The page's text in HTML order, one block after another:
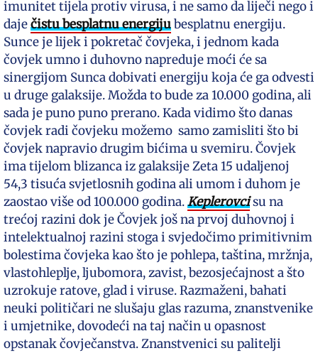
imunitet tijela protiv virusa, i ne samo da liječi nego i
daječistu besplatnu energijubesplatnu energiju.
Sunce je lijek i pokretač čovjeka, i jednom kada
čovjek umno i duhovno napreduje moći će sa
sinergijom Sunca dobivati energiju koja će ga odvesti
u druge galaksije. Možda to bude za 10.000 godina, ali
sada je puno puno prerano. Kada vidimo što danas
čovjek radi čovjeku možemo samo zamisliti što bi
čovjek napravio drugim bićima u svemiru. Čovjek
ima tijelom blizanca iz galaksije Zeta 15 udaljenoj
54,3 tisuća svjetlosnih godina ali umom i duhom je
zaostao više od 100.000 godina.Keplerovcisu na
trećoj razini dok je Čovjek još na prvoj duhovnoj i
intelektualnoj razini stoga i svjedočimo primitivnim
bolestima čovjeka kao što je pohlepa, taština, mržnja,
vlastohleplje, ljubomora, zavist, bezosjećajnost a što
uzrokuje ratove, glad i viruse. Razmaženi, bahati
neuki političari ne slušaju glas razuma, znanstvenike
i umjetnike, dovodeći na taj način u opasnost
opstanak čovječanstva. Znanstvenici su palitelji